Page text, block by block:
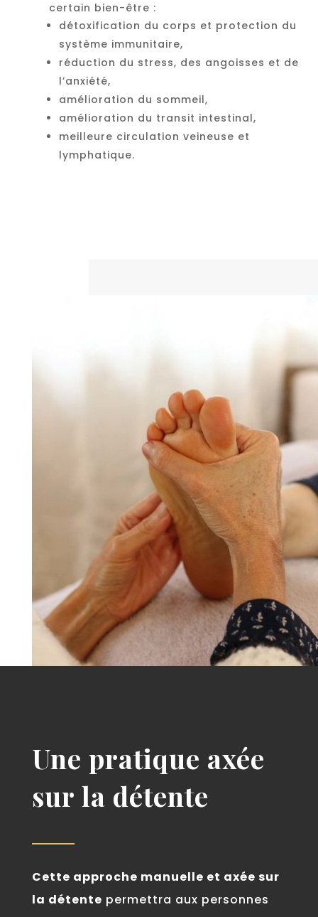
certain bien-être :
détoxification du corps et protection du
système immunitaire,
réduction du stress, des angoisses et de
l’anxiété,
amélioration du sommeil,
amélioration du transit intestinal,
meilleure circulation veineuse et
lymphatique.
Une pratique axée
sur la détente
Cette approche manuelle et axée sur
la détente permettra aux personnes